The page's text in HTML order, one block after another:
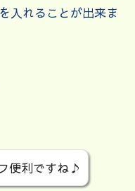
入れることが出来ま
便利ですね♪